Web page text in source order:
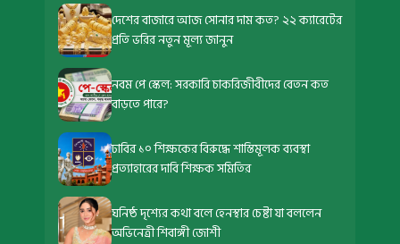
দেশের বাজারে আজ সোনার দাম কত? ২২ ক্যারেটের
প্রতি ভরির নতুন মূল্য জানুন
নবম পে স্কেল: সরকারি চাকরিজীবীদের বেতন কত
বাড়তে পারে?
ঢাবির ১০ শিক্ষকের বিরুদ্ধে শাস্তিমূলক ব্যবস্থা
প্রত্যাহারের দাবি শিক্ষক সমিতির
ঘনিষ্ঠ দৃশ্যের কথা বলে হেনস্থার চেষ্টা যা বললেন
অভিনেত্রী শিবাঙ্গী জোশী